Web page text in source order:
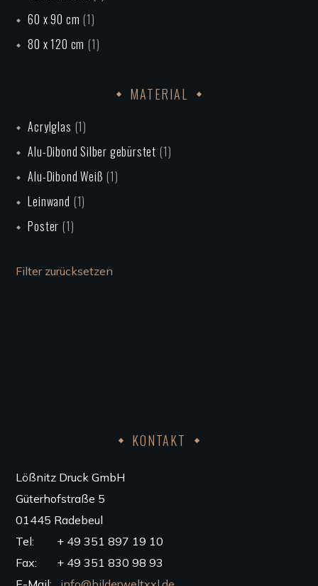
60 x 90 cm (1)
80 x 120 cm (1)
MATERIAL
Acrylglas (1)
Alu-Dibond Silber gebürstet (1)
Alu-Dibond Weiß (1)
Leinwand (1)
Poster (1)
Filter zurücksetzen
KONTAKT
Lößnitz Druck GmbH
Güterhofstraße 5
01445 Radebeul
Tel: + 49 351 897 19 10
Fax: + 49 351 830 98 93